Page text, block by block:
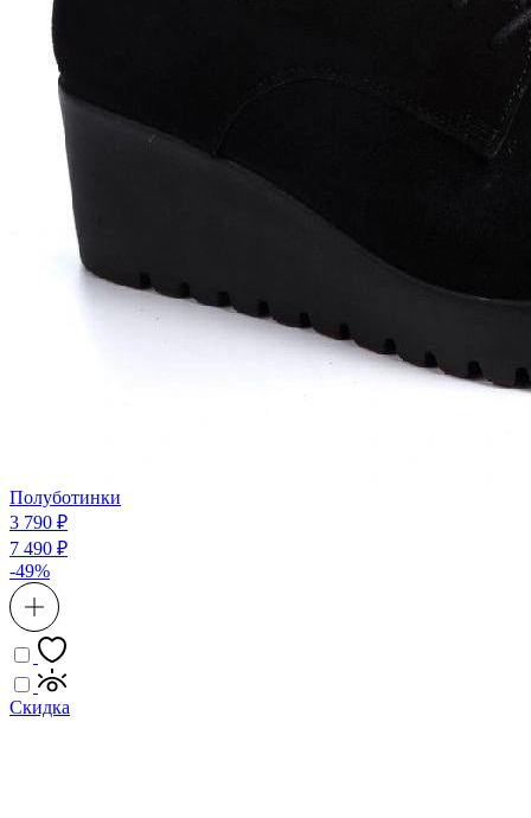
Полуботинки
3 790 ₽
7 490 ₽
-49%
Скидка